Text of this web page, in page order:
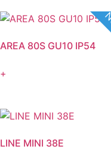
AREA 80S GU10 IP54
+
LINE MINI 38E